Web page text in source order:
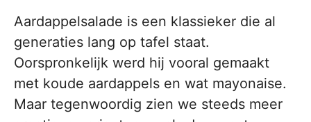
Aardappelsalade is een klassieker die al
generaties lang op tafel staat.
Oorspronkelijk werd hij vooral gemaakt
met koude aardappels en wat mayonaise.
Maar tegenwoordig zien we steeds meer